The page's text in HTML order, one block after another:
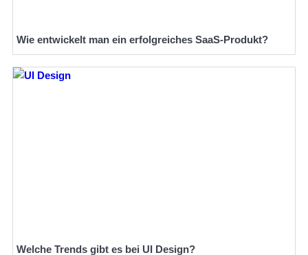
Wie entwickelt man ein erfolgreiches SaaS-Produkt?
Welche Trends gibt es bei UI Design?